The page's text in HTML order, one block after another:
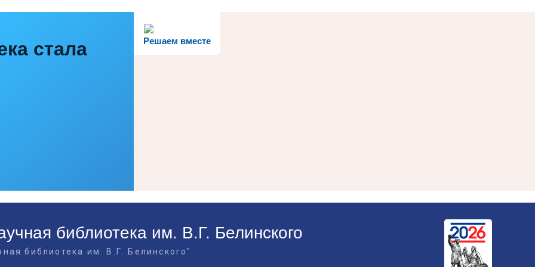
Решаем вместе
стала
библиотека им. В.Г. Белинского
библиотека им. В.Г. Белинского"